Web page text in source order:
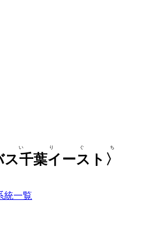
千葉イースト〉
いりぐち
統一覧